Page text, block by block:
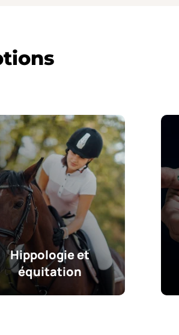
Hippologie et
équitation